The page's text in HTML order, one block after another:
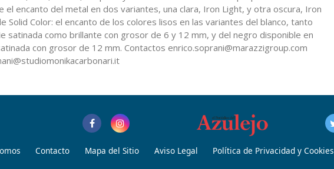
el encanto del metal en dos variantes, una clara, Iron Light, y otra oscura, Iron
Solid Color: el encanto de los colores lisos en las variantes del blanco, tanto
satinada como brillante con grosor de 6 y 12 mm, y del negro disponible en
con grosor de 12 mm. Contactos enrico.soprani@marazzigroup.com
Contacto Mapa del Sitio Aviso Legal Política de Privacidad y Cookies